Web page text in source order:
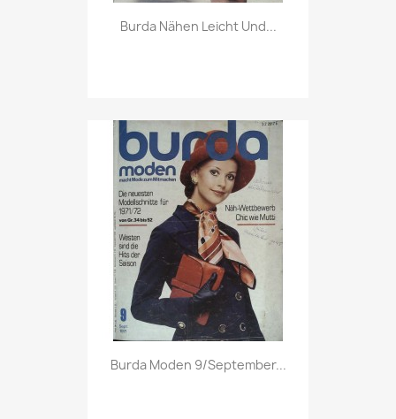
Vorschau
Burda Nähen Leicht Und...
Vorschau
Burda Moden 9/September...